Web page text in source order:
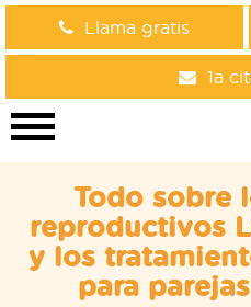
Llama gratis
1a
Todo sobre
reproductivos
y los
para